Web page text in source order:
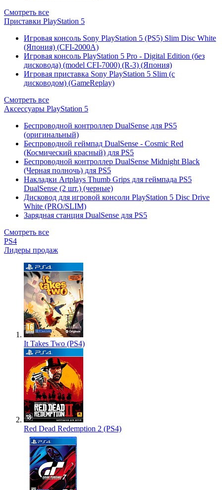
Смотреть все
Приставки PlayStation 5
Игровая консоль Sony PlayStation 5 (PS5) Slim Disc White
(Япония) (CFI-2000A)
Игровая консоль PlayStation 5 Pro - Digital Edition (без
дисковода) (model CFI-7000) (R-3) (Япония)
Игровая приставка Sony PlayStation 5 Slim (с
дисководом) (GameReplay)
Смотреть все
Аксессуары PlayStation 5
Беспроводной контроллер DualSense для PS5
(оригинальный)
Беспроводной геймпад DualSense - Cosmic Red
(Космический красный) для PS5
Беспроводной контроллер DualSense Midnight Black
(Черная полночь) для PS5
Накладки Artplays Thumb Grips для геймпада PS5
DualSense (2 шт.) (черные)
Дисковод для игровой консоли PlayStation 5 Disc Drive
White (PRO/SLIM)
Зарядная станция DualSense для PS5
Смотреть все
PS4
Лидеры продаж
It Takes Two (PS4)
Red Dead Redemption 2 (PS4)